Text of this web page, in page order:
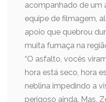
acompanhado de
equipe de filmagem,
apoio que quebrou
muita fumaça na
“O asfalto, vocês
hora está seco, hora
neblina impedindo a
perigoso ainda. Mas,